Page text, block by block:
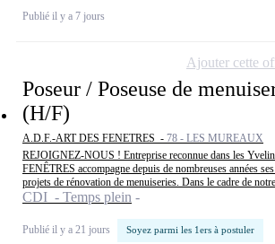
Publié il y a 7 jours
Poseur / Poseuse de
(H/F)
A.D.F.-ART DES FENETRES - 78 - LES MUREAUX
REJOIGNEZ-NOUS ! Entreprise reconnue dans les
FENÊTRES accompagne depuis de nombreuses années
projets de rénovation de menuiseries. Dans le cadre de
CDI - Temps plein
Publié il y a 21 jours Soyez parmi les 1ers à postuler
Ajouter cette